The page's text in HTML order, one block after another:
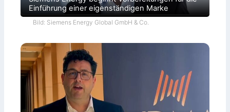
ü
r
o
a
i
e
Einführung einer eigenständigen Marke
Bild: Siemens Energy Global GmbH & Co.